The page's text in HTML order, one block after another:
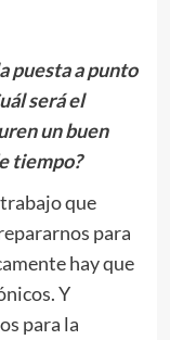
puesta a punto
será el
un buen
tiempo?
que
para
hay que
Y
para la